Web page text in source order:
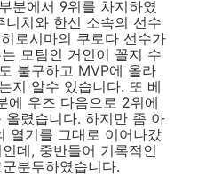
분에서 9위를 차지하였
니치와 한신 소속의 선수
로시마의 쿠로다 선수가
모팀인 거인이 꼴지 수
불구하고 MVP에 올라
지 알수 있습니다. 또 베
에 우즈 다음으로 2위에
올렸습니다. 하지만 좀 아
열기를 그대로 이어나갔
데, 중반들어 기록적인
분투하였습니다.